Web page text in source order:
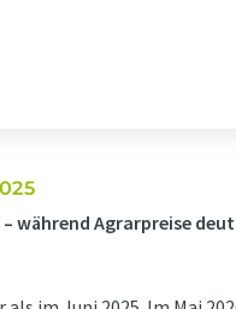
während Agrarpreise